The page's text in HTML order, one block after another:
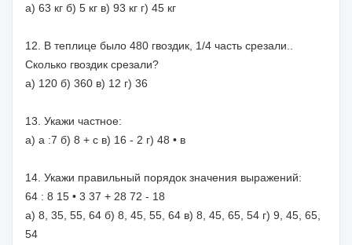
а) 63 кг б) 5 кг в) 93 кг г) 45 кг
12. В теплице было 480 гвоздик, 1/4 часть срезали..
Сколько гвоздик срезали?
а) 120 б) 360 в) 12 г) 36
13. Укажи частное:
а) а :7 б) 8 + с в) 16 - 2 г) 48 • в
14. Укажи правильный порядок значения выражений:
64 : 8 15 • 3 37 + 28 72 - 18
а) 8, 35, 55, 64 б) 8, 45, 55, 64 в) 8, 45, 65, 54 г) 9, 45, 65,
54